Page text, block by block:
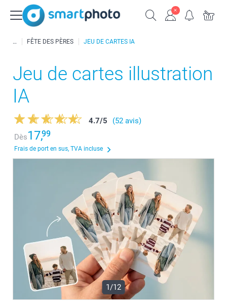
FÊTE DES PÈRES JEU DE CARTES IA
Jeu de cartes illustration
IA
4.7/5
(52 avis)
Dès17,99
Frais de port en sus, TVA incluse
1/12